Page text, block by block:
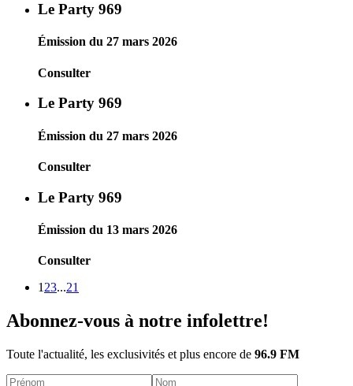
Le Party 969
Émission du 27 mars 2026
Consulter
Le Party 969
Émission du 27 mars 2026
Consulter
Le Party 969
Émission du 13 mars 2026
Consulter
1 23...21
Abonnez-vous à notre infolettre!
Toute l'actualité, les exclusivités et plus encore de 96.9 FM